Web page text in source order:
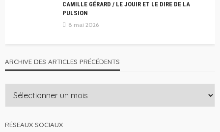
CAMILLE GÉRARD / LE JOUIR ET LE DIRE DE LA
PULSION
8 mai 2026
ARCHIVE DES ARTICLES PRÉCÉDENTS
RÉSEAUX SOCIAUX